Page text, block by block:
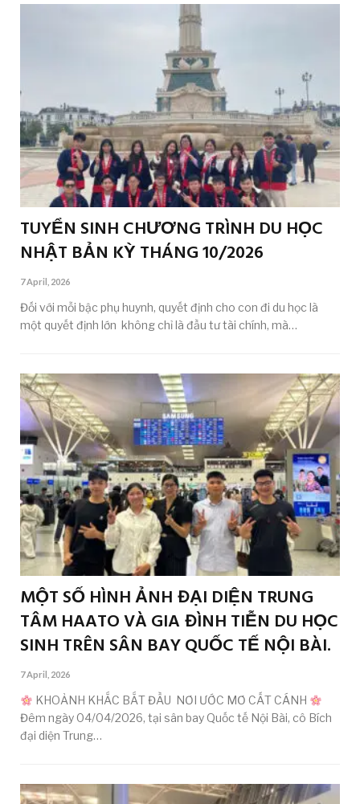
TUYỂN SINH CHƯƠNG TRÌNH DU HỌC
NHẬT BẢN KỲ THÁNG 10/2026
7 April, 2026
Đối với mỗi bậc phụ huynh, quyết định cho con đi du học là
một quyết định lớn không chỉ là đầu tư tài chính, mà…
MỘT SỐ HÌNH ẢNH ĐẠI DIỆN TRUNG
TÂM HAATO VÀ GIA ĐÌNH TIỄN DU HỌC
SINH TRÊN SÂN BAY QUỐC TẾ NỘI BÀI.
7 April, 2026
KHOẢNH KHẮC BẮT ĐẦU NƠI ƯỚC MƠ CẤT CÁNH
Đêm ngày 04/04/2026, tại sân bay Quốc tế Nội Bài, cô Bích
đại diện Trung…